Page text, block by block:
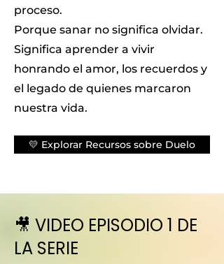
proceso.
Porque sanar no significa olvidar.
Significa aprender a vivir
honrando el amor, los recuerdos y
el legado de quienes marcaron
nuestra vida.
💛 Explorar Recursos sobre Duelo
🎥 VIDEO EPISODIO 1 DE
LA SERIE